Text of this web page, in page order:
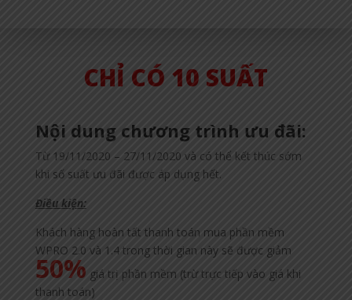
CHỈ CÓ 10 SUẤT
Nội dung chương trình ưu đãi:
Từ 19/11/2020 – 27/11/2020 và có thể kết thúc sớm
khi số suất ưu đãi được áp dụng hết.
Điều kiện:
Khách hàng hoàn tất thanh toán mua phần mềm
WPRO 2.0 và 1.4 trong thời gian này sẽ được giảm
50% giá trị phần mềm (trừ trực tiếp vào giá khi
thanh toán)